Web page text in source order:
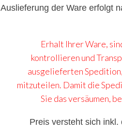
Auslieferung der Ware erfolgt
Erhalt Ihrer Ware,
kontrollieren und
ausgelieferten
mitzuteilen. Damit die
Sie das versäumen,
Preis versteht sich